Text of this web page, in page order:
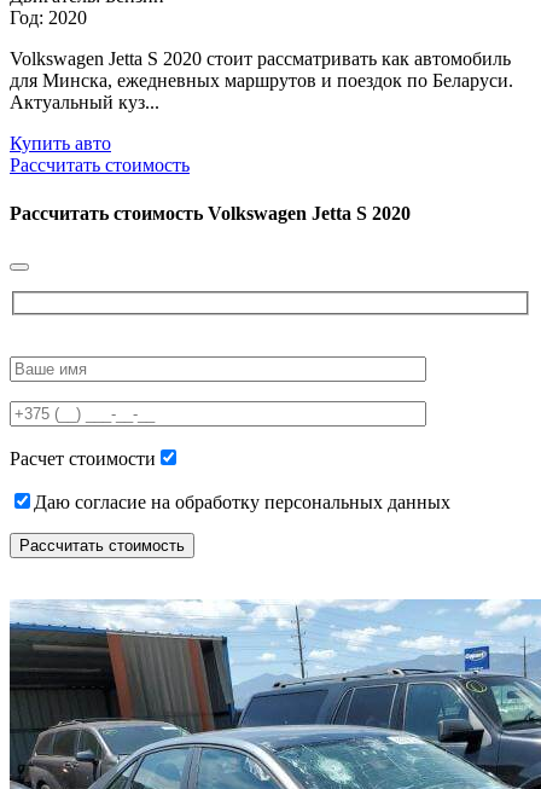
Год: 2020
Volkswagen Jetta S 2020 стоит рассматривать как автомобиль
для Минска, ежедневных маршрутов и поездок по Беларуси.
Актуальный куз...
Купить авто
Рассчитать стоимость
Рассчитать стоимость Volkswagen Jetta S 2020
leave
field
empty.
Расчет стоимости
Даю согласие на обработку персональных данных